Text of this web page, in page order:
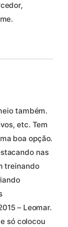
também.
etc. Tem
boa opção.
nas
treinando
– Leomar.
só colocou